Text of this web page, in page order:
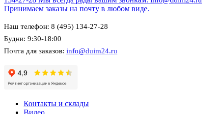
Принимаем заказы на почту в любом виде.
Наш телефон: 8 (495) 134-27-28
Будни: 9:30-18:00
Почта для заказов: info@duim24.ru
Контакты и склады